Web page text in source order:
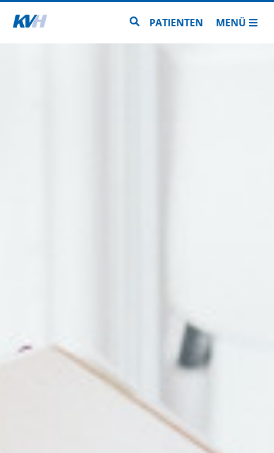
Zur Startseite Zur Seitensuche
PATIENTEN MENÜ